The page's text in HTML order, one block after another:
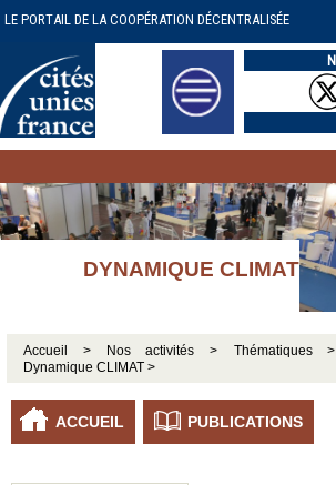
LE PORTAIL DE LA COOPÉRATION DÉCENTRALISÉE
DYNAMIQUE CLIMAT
Accueil > Nos activités >
Thématiques >
Dynamique CLIMAT >
ACCUEIL PUBLICATIONS